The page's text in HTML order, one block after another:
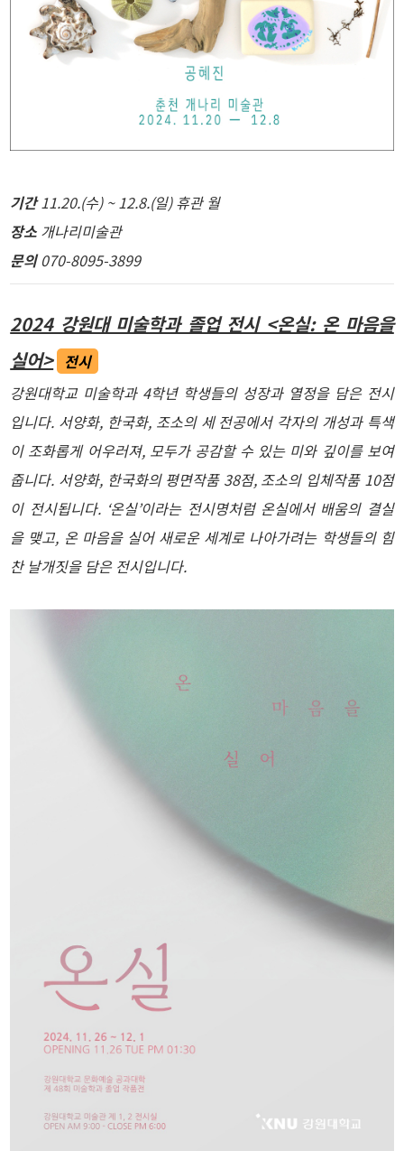
기간11.20.(수) ~ 12.8.(일) 휴관 월
장소 개나리미술관
문의070-8095-3899
2024 강원대 미술학과 졸업 전시 <온실: 온 마음을
실어> 전시
강원대학교 미술학과 4학년 학생들의 성장과 열정을 담은 전시
입니다. 서양화, 한국화, 조소의 세 전공에서 각자의 개성과 특색
이 조화롭게 어우러져, 모두가 공감할 수 있는 미와 깊이를 보여
줍니다. 서양화, 한국화의 평면작품 38점, 조소의 입체작품 10점
이 전시됩니다. ‘온실’이라는 전시명처럼 온실에서 배움의 결실
을 맺고, 온 마음을 실어 새로운 세계로 나아가려는 학생들의 힘
찬 날개짓을 담은 전시입니다.